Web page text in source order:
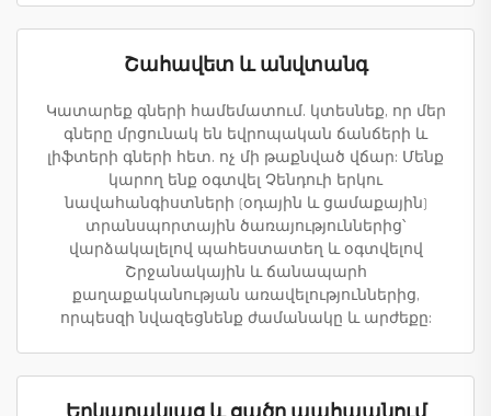
Շահավետ և անվտանգ
Կատարեք գների համեմատում. կտեսնեք, որ մեր
գները մրցունակ են եվրոպական ճանճերի և
լիֆտերի գների հետ. ոչ մի թաքնված վճար: Մենք
կարող ենք օգտվել Չենդուի երկու
նավահանգիստների (օդային և ցամաքային)
տրանսպորտային ծառայություններից՝
վարձակալելով պահեստատեղ և օգտվելով
Շրջանակային և ճանապարհ
քաղաքականության առավելություններից,
որպեսզի նվազեցնենք ժամանակը և արժեքը: